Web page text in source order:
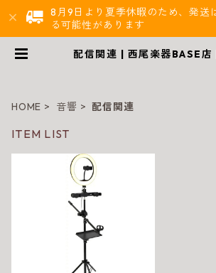
8月9日より夏季休暇のため、発送
る可能性があります
配信関連 | 西尾楽器BASE店
HOME 音響 配信関連
ITEM LIST